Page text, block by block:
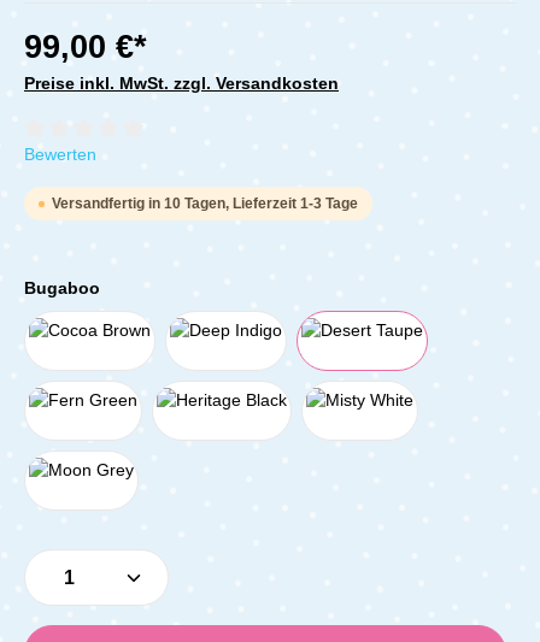
99,00 €*
Preise inkl. MwSt. zzgl. Versandkosten
Durchschnittliche Bewertung von 0 von 5 Sternen
Bewerten
Versandfertig in 10 Tagen, Lieferzeit 1-3 Tage
Bugaboo
Produkt Anzahl: Gib den gewünschten